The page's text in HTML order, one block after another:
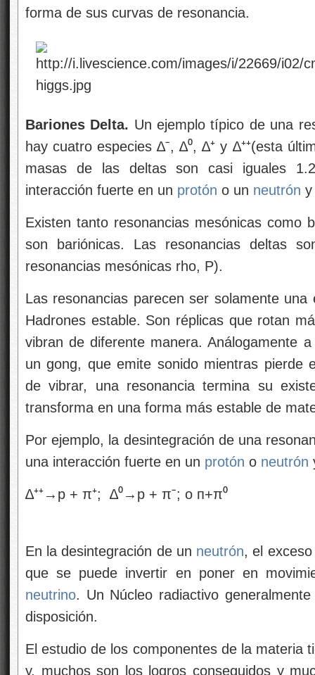
Las resonancias parecen ser solamente
Hadrones estable. Son réplicas que rotan
vibran de diferente manera. Análogamente
un gong, que emite sonido mientras
transforma en una forma más estable de
Por ejemplo, la desintegración de una
una interacción fuerte en unprotónoneutrón
∆⁺⁺→р + π⁺; ∆⁰→р + πˉ; o п+π⁰
En la desintegración de unneutrón
que se puede invertir en poner en
neutrino. Un Núcleo radiactivo
disposición.
El estudio de los componentes de la materia
y, muchos son los logros conseguidos y
conseguir, ya que, nuestros conocimientos
nos parezca lo contrario), son aún
descubrir antes de que podamos decir que
profundidad, el verdadero origen de la Luz
Esperemos que con los futuros
Aceleradores de partículas del futuro, se
avanzar en el perfeccionamiento del
que, como todos sabemos es un Modelo
fuerzas de la Naturaleza y, cerca de una
aleatorios y no han sido explicados. Uno de